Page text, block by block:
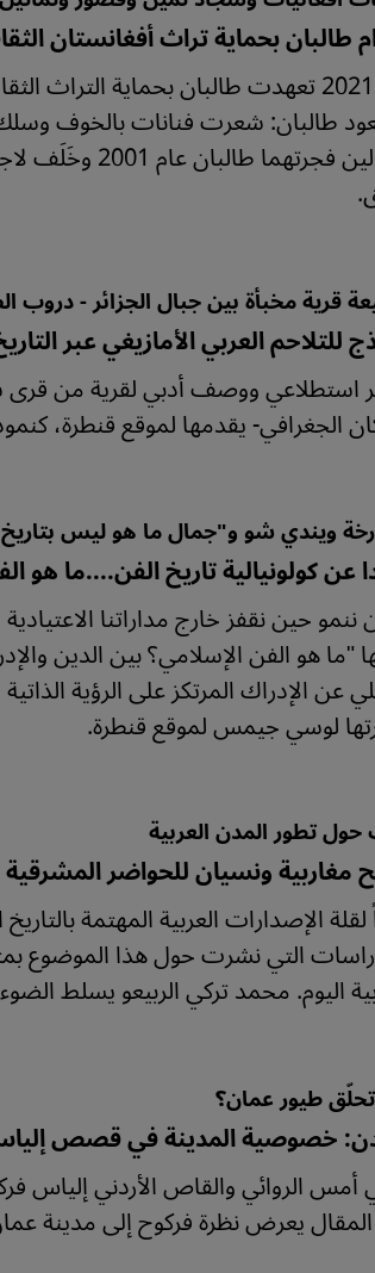
طالبان بحماية تراث أفغانستان
عام 2021 تعهدت طالبان بحماية
طالبان: شعرت فنانات بالخوف
تمثالين
قرية مخبأة بين جبال الجزائر -
للتلاحم العربي الأمازيغي عبر
استطلاعي ووصف أدبي لقرية من قرى
الجغرافي- يقدمها لموقع قنطرة،
ويندي شو و"جمال ما هو ليس
عن كولونيالية تاريخ الفن....ما هو
حين نقفز خارج مداراتنا
"ما هو الفن الإسلامي؟ بين الدين
عن الإدراك المرتكز على الرؤية
لوسي جيمس لموقع قنطرة.
تطور المدن العربية
مغاربية ونسيان للحواضر المشرقية
لقلة الإصدارات العربية المهتمة
التي نشرت حول هذا الموضوع
اليوم. محمد تركي الربيعو يسلط
طيور عمان؟
خصوصية المدينة في قصص
أمس الروائي والقاص الأردني إلياس
يعرض نظرة فركوح إلى مدينة